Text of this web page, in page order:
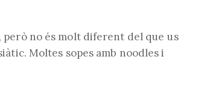
però no és molt diferent del que us
Moltes sopes amb noodles i